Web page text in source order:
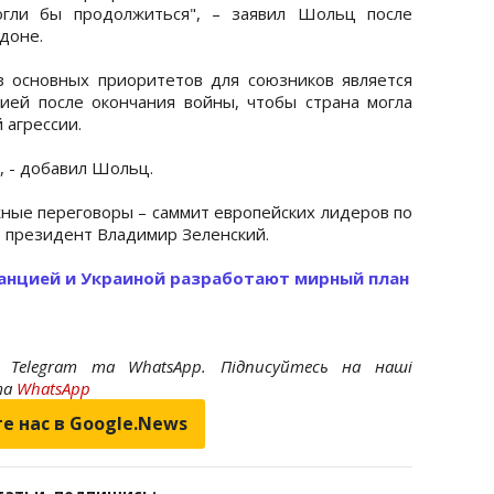
бы продолжиться", – заявил Шольц после
приоритетов для союзников является
после окончания войны, чтобы страна могла
- добавил Шольц.
переговоры – саммит европейских лидеров по
Владимир Зеленский.
и Украиной разработают мирный план
Telegram та WhatsApp. Підписуйтесь на наші
WhatsApp
нас в Google.News